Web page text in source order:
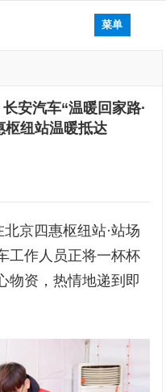
菜单
安汽车“温暖回家路·
枢纽站温暖抵达
京四惠枢纽站·站场
工作人员正将一杯杯
物资，热情地递到即